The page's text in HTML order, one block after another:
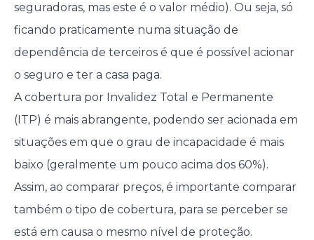
seguradoras, mas este é o valor médio). Ou seja, só
ficando praticamente numa situação de
dependência de terceiros é que é possível acionar
o seguro e ter a casa paga.
A cobertura por Invalidez Total e Permanente
(ITP) é mais abrangente, podendo ser acionada em
situações em que o grau de incapacidade é mais
baixo (geralmente um pouco acima dos 60%).
Assim, ao comparar preços, é importante comparar
também o tipo de cobertura, para se perceber se
está em causa o mesmo nível de proteção.